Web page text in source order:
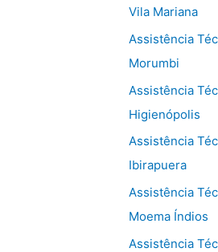
Vila Mariana
Assistência
Morumbi
Assistência
Higienópolis
Assistência
Ibirapuera
Assistência
Moema Índios
Assistência